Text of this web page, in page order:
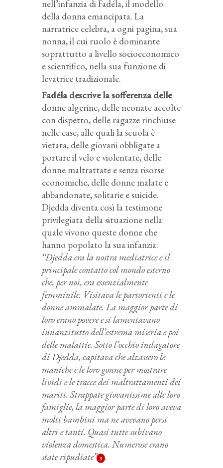
nell’infanzia di Fadéla, il modello
della donna emancipata. La
narratrice celebra, a ogni pagina, sua
nonna, il cui ruolo è dominante
soprattutto a livello socioeconomico
e scientifico, nella sua funzione di
levatrice tradizionale.
Fadéla descrive la sofferenza delle
donne algerine, delle neonate accolte
con dispetto, delle ragazze rinchiuse
nelle case, alle quali la scuola è
vietata, delle giovani obbligate a
portare il velo e violentate, delle
donne maltrattate e senza risorse
economiche, delle donne malate e
abbandonate, solitarie e suicide.
Djedda diventa così la testimone
privilegiata della situazione nella
quale vivono queste donne che
hanno popolato la sua infanzia:
“Djedda era la nostra mediatrice e il
principale contatto col mondo esterno
che, per noi, era essenzialmente
femminile. Visitava le partorienti e le
donne ammalate. La maggior parte di
loro erano povere e si lamentavano
innanzitutto dell’estrema miseria e poi
delle malattie. Sotto l’occhio indagatore
di Djedda, capitava che alzassero le
maniche e le loro gonne per mostrare
lividi e le tracce dei maltrattamenti dei
mariti. Strappate giovanissime alle loro
famiglie, la maggior parte di loro aveva
molti bambini ma ne avevano persi
altri e tanti. Quasi tutte subivano
violenza domestica. Numerose erano
state ripudiate” 3 .